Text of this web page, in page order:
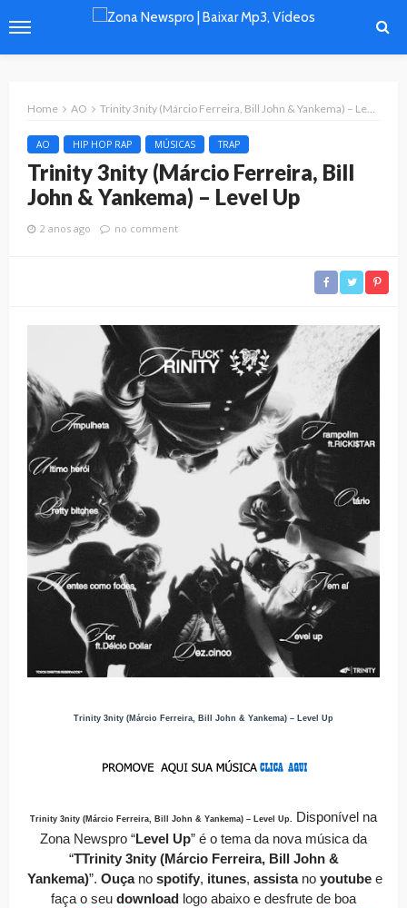
Home AO Trinity 3nity (Márcio Ferreira, Bill John & Yankema) – Level Up
AO HIP HOP RAP MÚSICAS TRAP
Trinity 3nity (Márcio Ferreira, Bill
John & Yankema) – Level Up
2 anos ago no comment
Trinity 3nity (Márcio Ferreira, Bill John & Yankema) – Level Up
Trinity 3nity (Márcio Ferreira, Bill John & Yankema) – Level Up. Disponível na
Zona Newspro “Level Up” é o tema da nova música da
“TTrinity 3nity (Márcio Ferreira, Bill John &
Yankema)”. Ouçano spotify, itunes, assistano youtube e
faça o seu download logo abaixo e desfrute de boa